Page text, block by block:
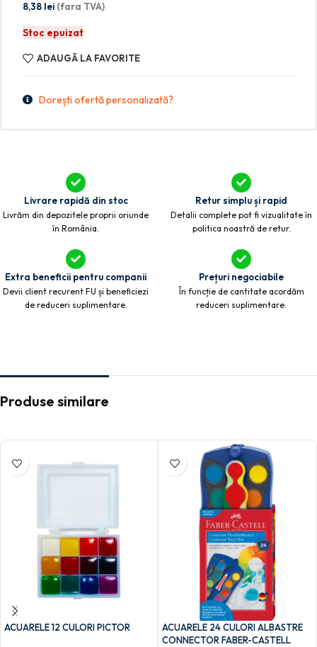
8,38 lei (fara TVA)
Stoc epuizat
ADAUGĂ LA FAVORITE
Dorești ofertă personalizată?
Livrare rapidă din stoc
Livrăm din depozitele proprii oriunde
în România.
Retur simplu și rapid
Detalii complete pot fi vizualitate în
politica noastră de retur.
Extra beneficii pentru companii
Devii client recurent FU și beneficiezi
de reduceri suplimentare.
Prețuri negociabile
În funcție de cantitate acordăm
reduceri suplimentare.
Produse similare
ACUARELE 12 CULORI PICTOR
ACUARELE 24 CULORI ALBASTRE
CONNECTOR FABER-CASTELL